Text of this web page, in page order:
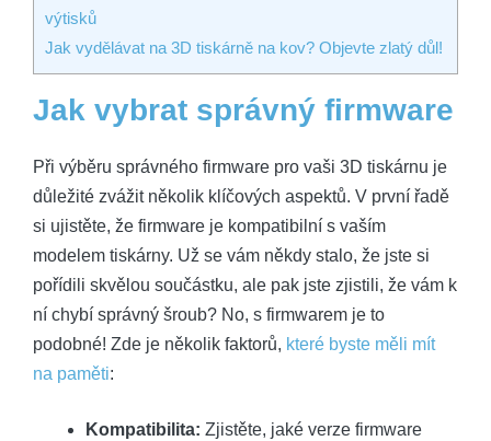
výtisků
Jak vydělávat na 3D tiskárně na kov? Objevte zlatý důl!
Jak vybrat správný firmware
Při výběru správného firmware pro vaši 3D tiskárnu je
důležité zvážit několik klíčových aspektů. V první řadě
si ujistěte, že firmware je kompatibilní s vaším
modelem tiskárny. Už se vám někdy stalo, že jste si
pořídili skvělou součástku, ale pak jste zjistili, že vám k
ní chybí správný šroub? No, s firmwarem je to
podobné! Zde je několik faktorů, které byste měli mít
na paměti:
Kompatibilita: Zjistěte, jaké verze firmware